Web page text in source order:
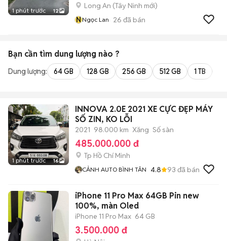
1 phút trước 12
Long An (Tây Ninh mới)
NNgọc Lan 26 đã bán
Bạn cần tìm dung lượng nào ?
Dung lượng: 64 GB 128 GB 256 GB 512 GB 1 TB
1 phút trước 16
INNOVA 2.0E 2021 XE CỰC ĐẸP MÁY
SỐ ZIN, KO LỖI
2021 98.000 km Xăng Số sàn
485.000.000 đ
Tp Hồ Chí Minh
CẢNH AUTO BÌNH TÂN 4.8 93 đã bán
iPhone 11 Pro Max 64GB Pin new
100%, màn Oled
iPhone 11 Pro Max 64 GB
3.500.000 đ